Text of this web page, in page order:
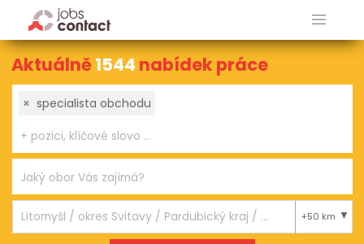
Aktuálně1544 nabídek práce
× specialista obchodu
+50 km